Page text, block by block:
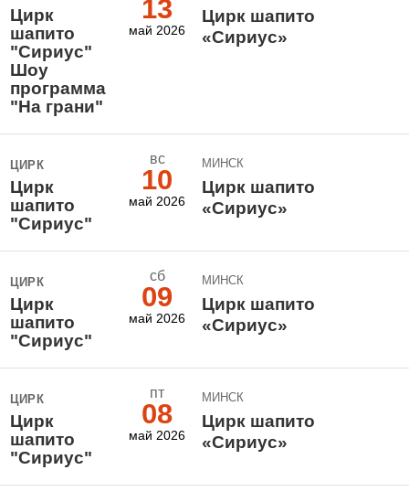
Цирк
шапито
"Сириус"
Шоу
программа
"На грани"
13
май 2026
Цирк шапито
«Сириус»
ЦИРК
Цирк
шапито
"Сириус"
вс
10
май 2026
МИНСК
Цирк шапито
«Сириус»
ЦИРК
Цирк
шапито
"Сириус"
сб
09
май 2026
МИНСК
Цирк шапито
«Сириус»
ЦИРК
Цирк
шапито
"Сириус"
пт
08
май 2026
МИНСК
Цирк шапито
«Сириус»